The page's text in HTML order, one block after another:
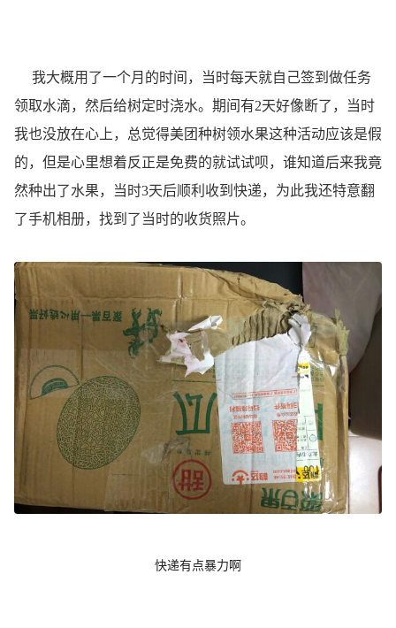
我大概用了一个月的时间，当时每天就自己签到做任务
领取水滴，然后给树定时浇水。期间有2天好像断了，当时
我也没放在心上，总觉得美团种树领水果这种活动应该是假
的，但是心里想着反正是免费的就试试呗，谁知道后来我竟
然种出了水果，当时3天后顺利收到快递，为此我还特意翻
了手机相册，找到了当时的收货照片。
快递有点暴力啊